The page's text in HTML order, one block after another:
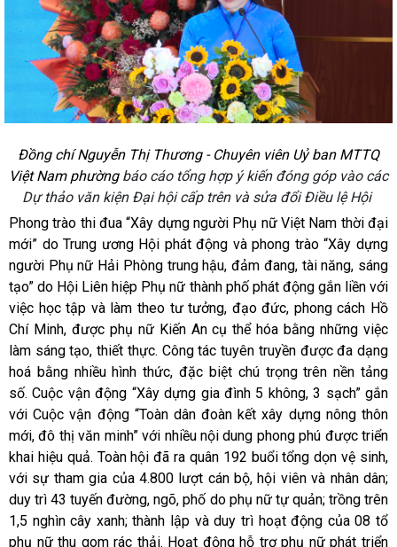
Đồng chí Nguyễn Thị Thương - Chuyên viên Uỷ ban MTTQ
Việt Nam phường báo cáo tổng hợp ý kiến đóng góp vào các
Dự thảo văn kiện Đại hội cấp trên và sửa đổi Điều lệ Hội
Phong trào thi đua “Xây dựng người Phụ nữ Việt Nam thời đại
mới” do Trung ương Hội phát động và phong trào “Xây dựng
người Phụ nữ Hải Phòng trung hậu, đảm đang, tài năng, sáng
tạo” do Hội Liên hiệp Phụ nữ thành phố phát động gắn liền với
việc học tập và làm theo tư tưởng, đạo đức, phong cách Hồ
Chí Minh, được phụ nữ Kiến An cụ thể hóa bằng những việc
làm sáng tạo, thiết thực. Công tác tuyên truyền được đa dạng
hoá bằng nhiều hình thức, đặc biệt chú trọng trên nền tảng
số.Cuộc vận động “Xây dựng gia đình 5 không, 3 sạch” gắn
với Cuộc vận động “Toàn dân đoàn kết xây dựng nông thôn
mới, đô thị văn minh” với nhiều nội dung phong phú được triển
khai hiệu quả. Toàn hội đã ra quân 192 buổi tổng dọn vệ sinh,
với sự tham gia của 4.800 lượt cán bộ, hội viên và nhân dân;
duy trì 43 tuyến đường, ngõ, phố do phụ nữ tự quản; trồng trên
1,5 nghìn cây xanh; thành lập và duy trì hoạt động của 08 tổ
phụ nữ thu gom rác thải. Hoạt động hỗ trợ phụ nữ phát triển